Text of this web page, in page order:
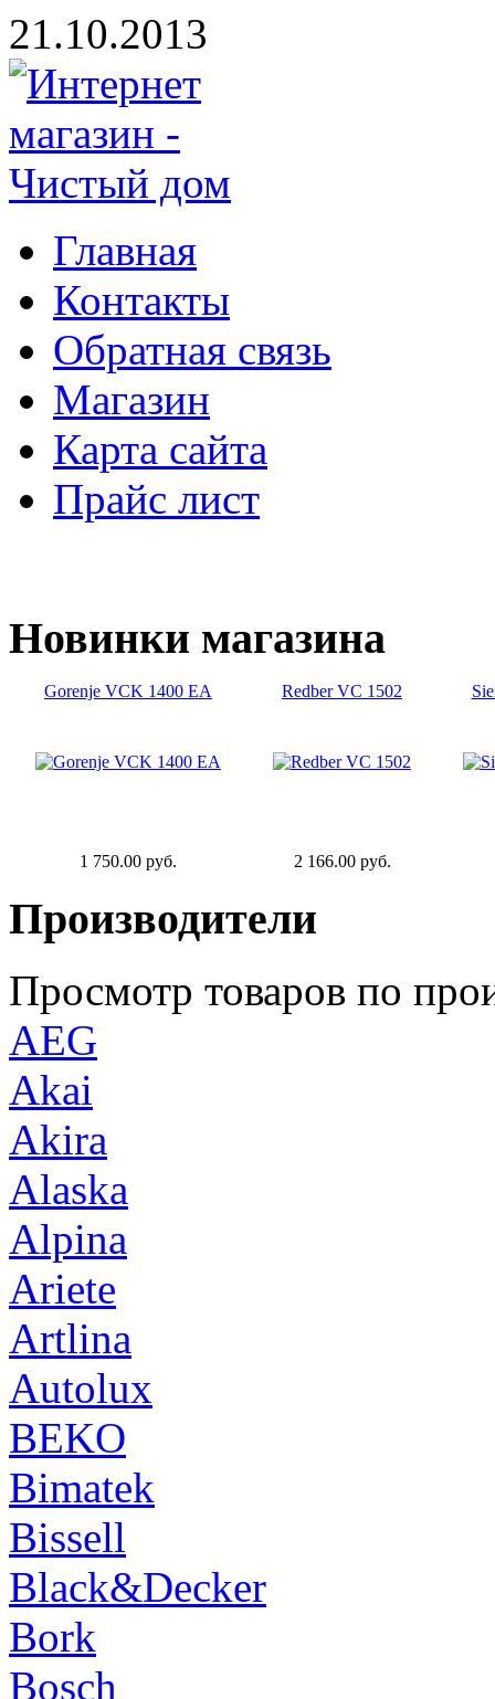
21.10.2013
Главная
Контакты
Обратная связь
Магазин
Карта сайта
Прайс лист
Новинки магазина
Gorenje VCK 1400 EA
1 750.00 руб.
Redber VC 1502
2 166.00 руб.
Производители
Просмотр товаров по
AEG
Akai
Akira
Alaska
Alpina
Ariete
Artlina
Autolux
BEKO
Bimatek
Bissell
Black&Decker
Bork
Bosch